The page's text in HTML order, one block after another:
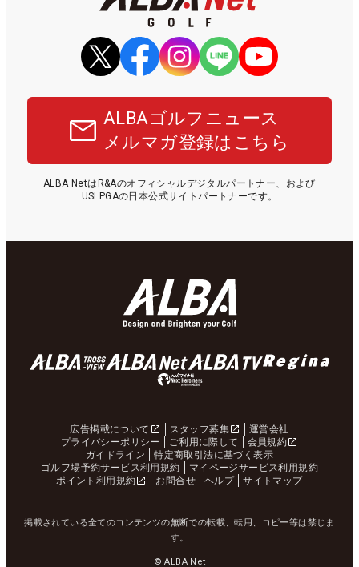
ALBAゴルフニュース
メルマガ登録はこちら
ALBA NetはR&Aのオフィシャルデジタルパートナー、および
USLPGAの日本公式サイトパートナーです。
広告掲載について スタッフ募集
運営会社
プライバシーポリシー
ご利用に際して
会員規約
ガイドライン
特定商取引法に基づく表示
ゴルフ場予約サービス利用規約
マイページサービス利用規約
ポイント利用規約
お問合せ ヘルプ サイトマップ
掲載されている全てのコンテンツの無断での転載、転用、コピー等は禁じま
す。
© ALBA Net